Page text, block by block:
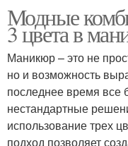
Модные
3 цвета в
Маникюр – это не
но и возможность
последнее время
нестандартные
использование трех
подход позволяет